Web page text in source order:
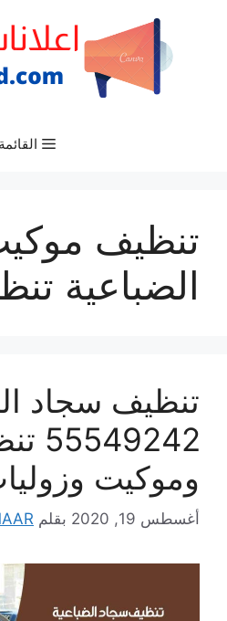
القائمة
تنظيف
الضباعية
تنظيف سجاد
وموكيت
أغسطس 19, 2020 بقلم